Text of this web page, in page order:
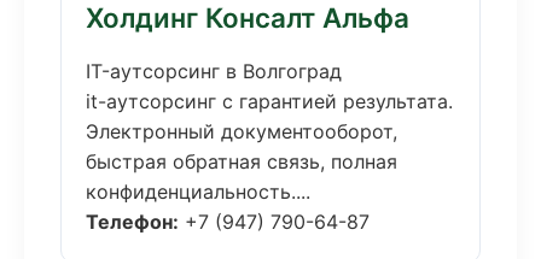
Холдинг Консалт Альфа
IT-аутсорсинг в Волгоград
it-аутсорсинг с гарантией результата.
Электронный документооборот,
быстрая обратная связь, полная
конфиденциальность....
Телефон: +7 (947) 790-64-87